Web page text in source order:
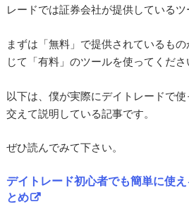
レードでは証券会社が提供しているツ
まずは「無料」で提供されているも
じて「有料」のツールを使ってくださ
以下は、僕が実際にデイトレードで
交えて説明している記事です。
ぜひ読んでみて下さい。
デイトレード初心者でも簡単に使
とめ